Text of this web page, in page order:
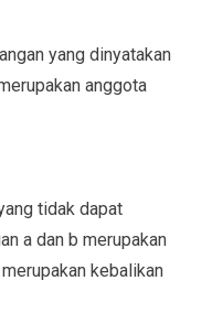
yang dinyatakan
anggota
tidak dapat
a dan b merupakan
kebalikan